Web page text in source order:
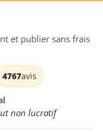
et publier sans frais
4767avis
non lucratif